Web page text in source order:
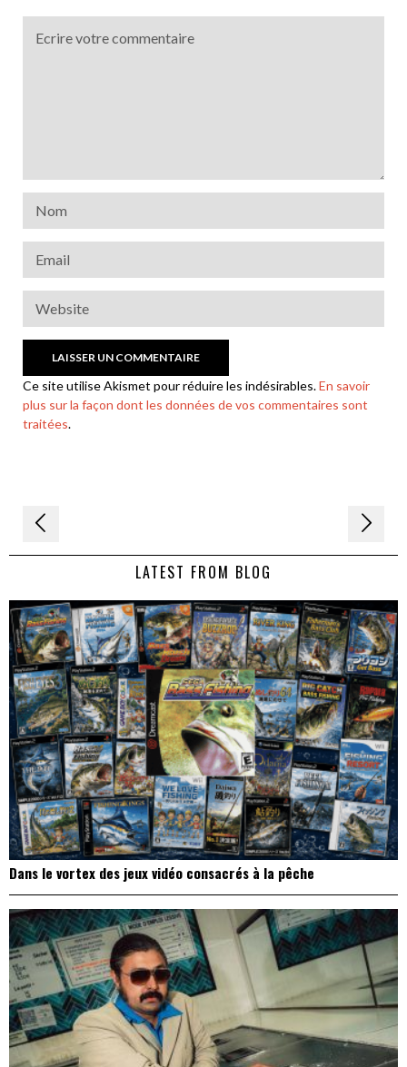
Ce site utilise Akismet pour réduire les indésirables.En savoir
plus sur la façon dont les données de vos commentaires sont
traitées.
Navigation
de LATEST FROM BLOG
Dans le vortex des jeux vidéo consacrés à la pêche